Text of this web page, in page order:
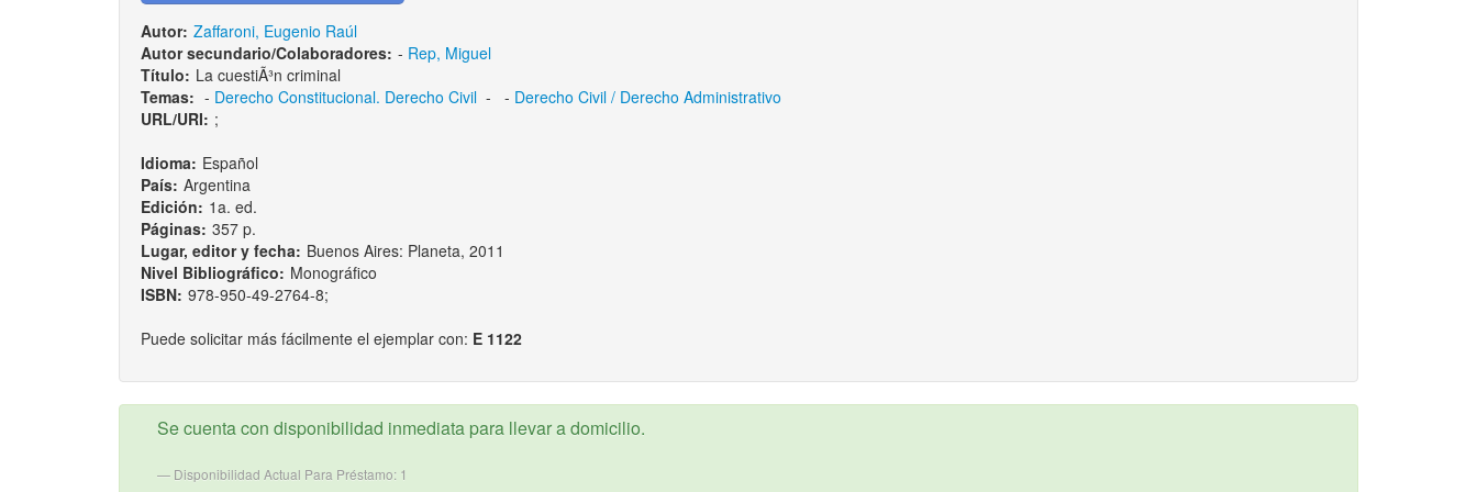
Autor: Zaffaroni, Eugenio Raúl
Autor secundario/Colaboradores: - Rep, Miguel
Título: La cuestiÃ³n criminal
Temas: - Derecho Constitucional. Derecho Civil- - Derecho Civil / Derecho Administrativo
URL/URI: ;
Idioma: Español
País: Argentina
Edición: 1a. ed.
Páginas: 357 p.
Lugar, editor y fecha: Buenos Aires: Planeta, 2011
Nivel Bibliográfico: Monográfico
ISBN: 978-950-49-2764-8;
Puede solicitar más fácilmente el ejemplar con: E 1122
Se cuenta con disponibilidad inmediata para llevar a domicilio.
Disponibilidad Actual Para Préstamo: 1